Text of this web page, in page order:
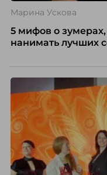
Марина Ускова
5 мифов о
нанимать лучших